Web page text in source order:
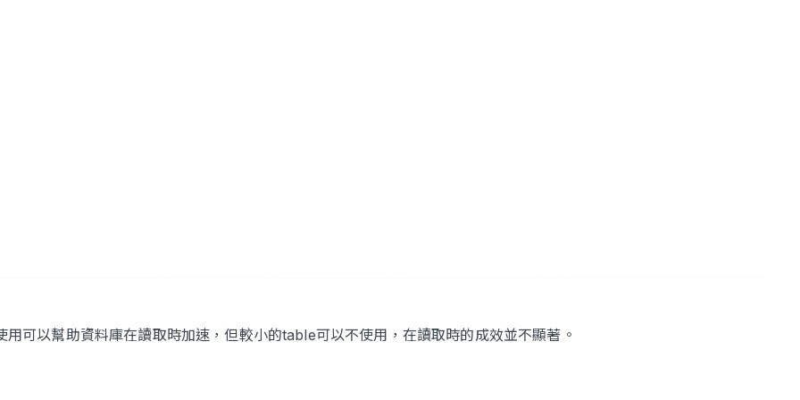
用可以幫助資料庫在讀取時加速，但較小的table可以不使用，在讀取時的成效並不顯著。